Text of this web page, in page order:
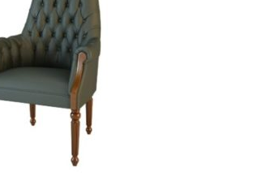
01013FB Кресло посетит...